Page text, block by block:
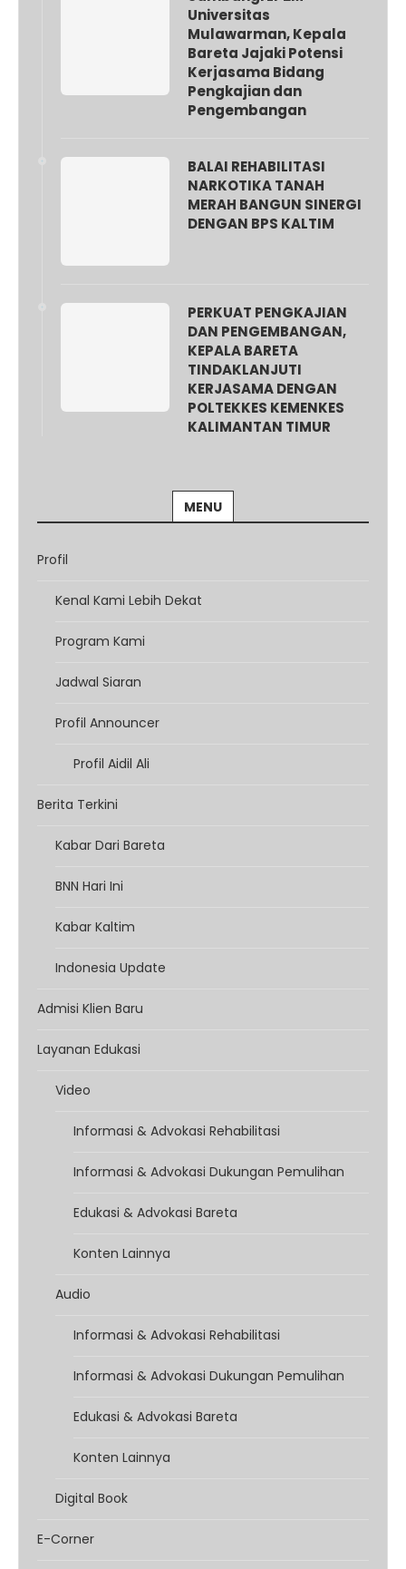
Universitas
Mulawarman, Kepala
Bareta Jajaki Potensi
Kerjasama Bidang
Pengkajian dan
Pengembangan
BALAI REHABILITASI
NARKOTIKA TANAH
MERAH BANGUN SINERGI
DENGAN BPS KALTIM
PERKUAT PENGKAJIAN
DAN PENGEMBANGAN,
KEPALA BARETA
TINDAKLANJUTI
KERJASAMA DENGAN
POLTEKKES KEMENKES
KALIMANTAN TIMUR
MENU
Profil
Kenal Kami Lebih Dekat
Program Kami
Jadwal Siaran
Profil Announcer
Profil Aidil Ali
Berita Terkini
Kabar Dari Bareta
BNN Hari Ini
Kabar Kaltim
Indonesia Update
Admisi Klien Baru
Layanan Edukasi
Video
Informasi & Advokasi Rehabilitasi
Informasi & Advokasi Dukungan Pemulihan
Edukasi & Advokasi Bareta
Konten Lainnya
Audio
Informasi & Advokasi Rehabilitasi
Informasi & Advokasi Dukungan Pemulihan
Edukasi & Advokasi Bareta
Konten Lainnya
Digital Book
E-Corner